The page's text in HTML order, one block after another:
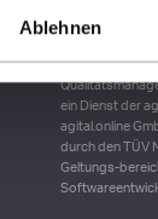
Ablehnen
ein Dienst der
agital.online
durch den TÜV
Geltungs-